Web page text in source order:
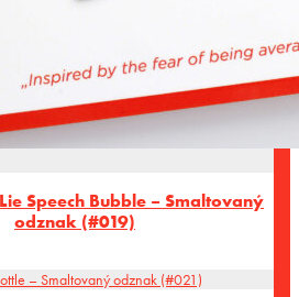
Speech Bubble – Smaltovaný
odznak (#019)